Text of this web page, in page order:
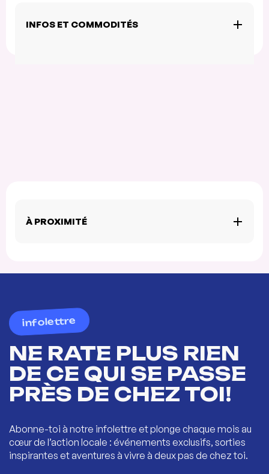
INFOS ET COMMODITÉS
À PROXIMITÉ
infolettre
NE RATE PLUS RIEN
DE CE QUI SE PASSE
PRÈS DE CHEZ TOI!
Abonne-toi à notre infolettre et plonge chaque mois au
cœur de l’action locale : événements exclusifs, sorties
inspirantes et aventures à vivre à deux pas de chez toi.